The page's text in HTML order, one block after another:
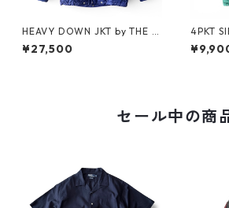
HEAVY DOWN JKT by THE N
ORTH FACE
¥27,500
4PKT
ORTH
セール中の商